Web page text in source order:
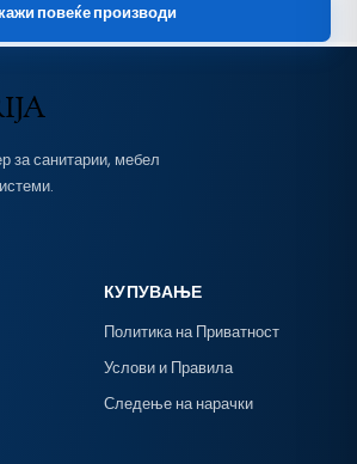
повеќе производи
за санитарии, мебел
КУПУВАЊЕ
Политика на Приватност
Услови и Правила
Следење на нарачки